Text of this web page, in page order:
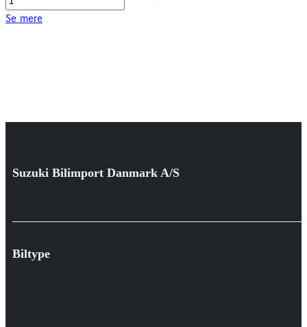
antal
Se mere
Suzuki Bilimport Danmark A/S
Biltype